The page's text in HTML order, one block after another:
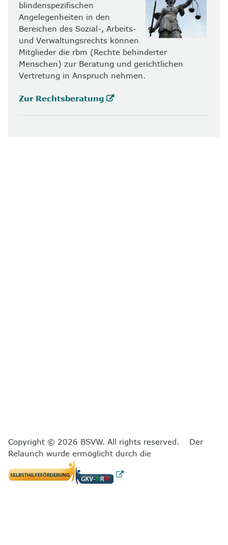
blindenspezifischen
Angelegenheiten in den
Bereichen des Sozial-, Arbeits-
und Verwaltungsrechts können
Mitglieder die rbm (Rechte behinderter
Menschen) zur Beratung und gerichtlichen
Vertretung in Anspruch nehmen.
Zur Rechtsberatung
Copyright © 2026 BSVW. All rights reserved. Der
Relaunch wurde ermöglicht durch die